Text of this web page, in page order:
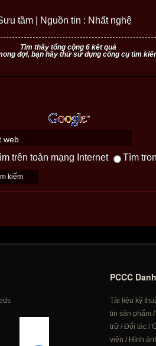
tầm | Nguồn tin : Nhất nghệ
Tìm thấy tổng cộng 6 kết quả
đợi, bạn hãy thử sử dụng công cụ tìm
trên toàn mạng Internet
Tìm
PCCC
Tài liệu kỹ
tin sản phẩm/
trữ/Đối tác/
viên / Hình